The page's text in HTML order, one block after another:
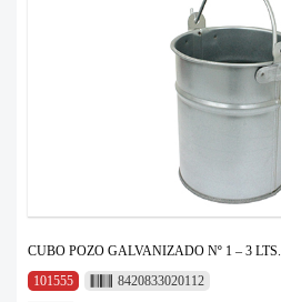
CUBO POZO GALVANIZADO Nº 1 – 3 LTS.
101555
8420833020112